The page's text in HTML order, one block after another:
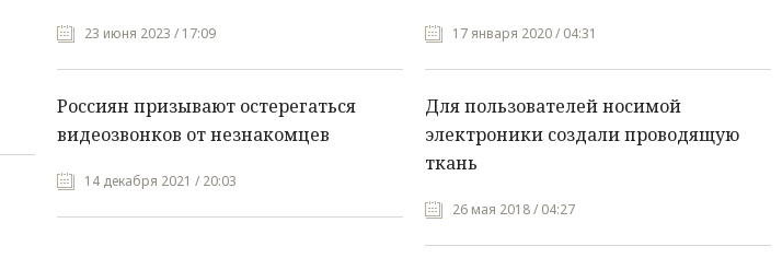
23 июня 2023 / 17:09
Россиян призывают остерегаться
видеозвонков от незнакомцев
14 декабря 2021 / 20:03
17 января 2020 / 04:31
Для пользователей носимой
электроники создали проводящую
ткань
26 мая 2018 / 04:27